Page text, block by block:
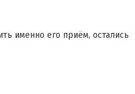
именно его приём, остались